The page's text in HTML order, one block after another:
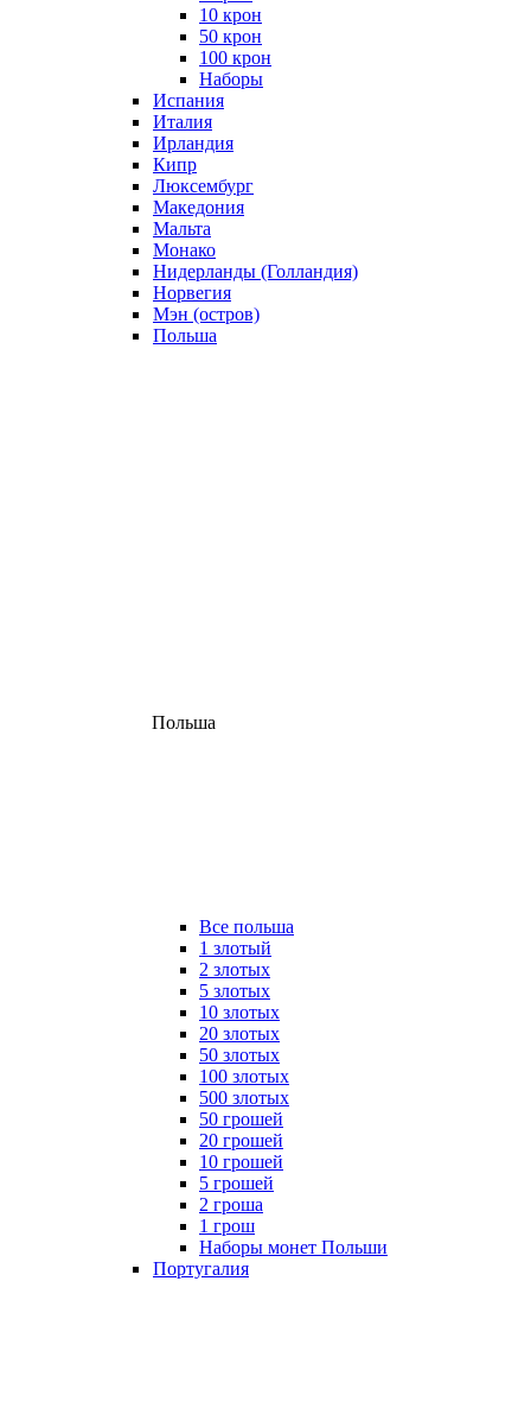
10 крон
50 крон
100 крон
Наборы
Испания
Италия
Ирландия
Кипр
Люксембург
Македония
Мальта
Монако
Нидерланды (Голландия)
Норвегия
Мэн (остров)
Польша
Польша
Все польша
1 злотый
2 злотых
5 злотых
10 злотых
20 злотых
50 злотых
100 злотых
500 злотых
50 грошей
20 грошей
10 грошей
5 грошей
2 гроша
1 грош
Наборы монет Польши
Португалия